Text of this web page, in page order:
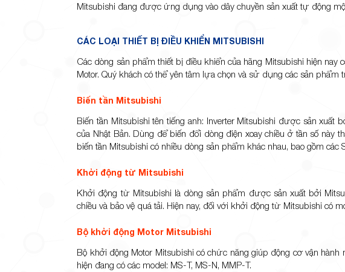
Mitsubishi đang được ứng dụng vào dây chuyền sản xuất tự động
CÁC LOẠI THIẾT BỊ ĐIỀU KHIỂN MITSUBISHI
Các dòng sản phẩm thiết bị điều khiển của hãng Mitsubishi hiện
Motor. Quý khách có thể yên tâm lựa chọn và sử dụng các sản
Biến tần Mitsubishi
Biến tần Mitsubishi tên tiếng anh: Inverter Mitsubishi được sản
của Nhật Bản. Dùng để biến đổi dòng điện xoay chiều ở tần số này
biến tần Mitsubishi có nhiều dòng sản phẩm khác nhau, bao gồm
Khởi động từ Mitsubishi
Khởi động từ Mitsubishi là dòng sản phẩm được sản xuất bởi
chiều và bảo vệ quá tải. Hiện nay, đối với khởi động từ Mitsubishi có
Bộ khởi động Motor Mitsubishi
Bộ khởi động Motor Mitsubishi có chức năng giúp động cơ vận
hiện đang có các model: MS-T, MS-N, MMP-T.